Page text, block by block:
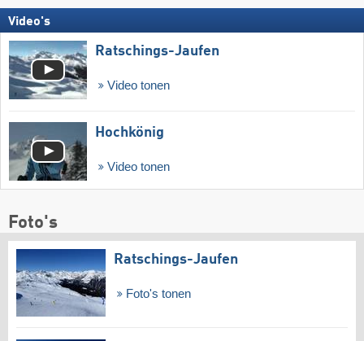
Video's
Ratschings-Jaufen
Video tonen
Hochkönig
Video tonen
Foto's
Ratschings-Jaufen
Foto's tonen